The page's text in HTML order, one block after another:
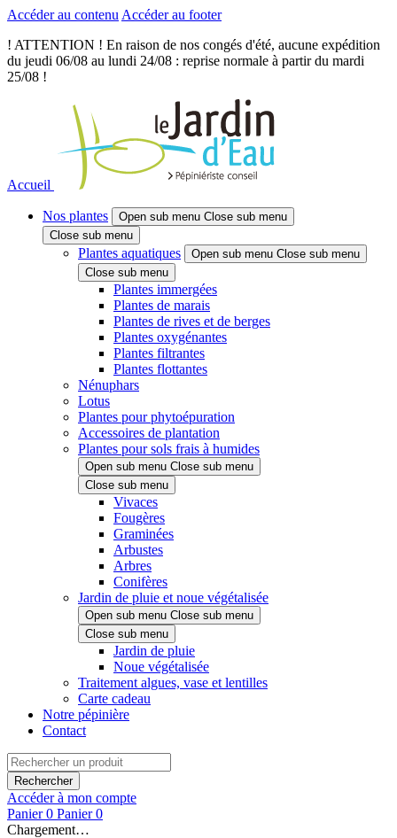
Accéder au contenu Accéder au footer
! ATTENTION ! En raison de nos congés d'été, aucune expédition
du jeudi 06/08 au lundi 24/08 : reprise normale à partir du mardi
25/08 !
Accueil
Nos plantes Open sub menu Close sub menu
Close sub menu
Plantes aquatiques Open sub menu Close sub menu
Close sub menu
Plantes immergées
Plantes de marais
Plantes de rives et de berges
Plantes oxygénantes
Plantes filtrantes
Plantes flottantes
Nénuphars
Lotus
Plantes pour phytoépuration
Accessoires de plantation
Plantes pour sols frais à humides
Open sub menu Close sub menu
Close sub menu
Vivaces
Fougères
Graminées
Arbustes
Arbres
Conifères
Jardin de pluie et noue végétalisée
Open sub menu Close sub menu
Close sub menu
Jardin de pluie
Noue végétalisée
Traitement algues, vase et lentilles
Carte cadeau
Notre pépinière
Contact
Rechercher
Accéder à mon compte
Panier 0 Panier 0
Chargement…